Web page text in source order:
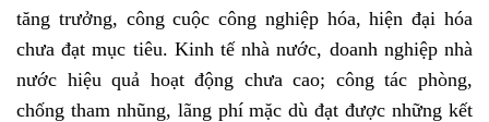
tăng trưởng, công cuộc công nghiệp hóa, hiện đại hóa
chưa đạt mục tiêu. Kinh tế nhà nước, doanh nghiệp nhà
nước hiệu quả hoạt động chưa cao; công tác phòng,
chống tham nhũng, lãng phí mặc dù đạt được những kết